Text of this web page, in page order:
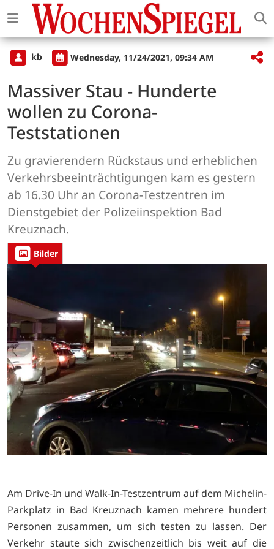
kb Wednesday, 11/24/2021, 09:34 AM
Massiver Stau - Hunderte
wollen zu Corona-
Teststationen
Zu gravierendern Rückstaus und erheblichen
Verkehrsbeeinträchtigungen kam es gestern
ab 16.30 Uhr an Corona-Testzentren im
Dienstgebiet der Polizeiinspektion Bad
Kreuznach.
Bilder
Am Drive-In und Walk-In-Testzentrum auf dem Michelin-
Parkplatz in Bad Kreuznach kamen mehrere hundert
Personen zusammen, um sich testen zu lassen. Der
Verkehr staute sich zwischenzeitlich bis weit auf die